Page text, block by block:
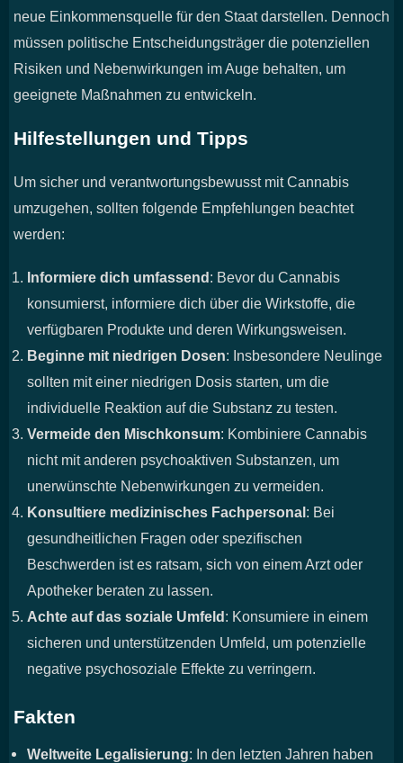
neue Einkommensquelle für den Staat darstellen. Dennoch
müssen politische Entscheidungsträger die potenziellen
Risiken und Nebenwirkungen im Auge behalten, um
geeignete Maßnahmen zu entwickeln.
Hilfestellungen und Tipps
Um sicher und verantwortungsbewusst mit Cannabis
umzugehen, sollten folgende Empfehlungen beachtet
werden:
Informiere dich umfassend: Bevor du Cannabis
konsumierst, informiere dich über die Wirkstoffe, die
verfügbaren Produkte und deren Wirkungsweisen.
Beginne mit niedrigen Dosen: Insbesondere Neulinge
sollten mit einer niedrigen Dosis starten, um die
individuelle Reaktion auf die Substanz zu testen.
Vermeide den Mischkonsum: Kombiniere Cannabis
nicht mit anderen psychoaktiven Substanzen, um
unerwünschte Nebenwirkungen zu vermeiden.
Konsultiere medizinisches Fachpersonal: Bei
gesundheitlichen Fragen oder spezifischen
Beschwerden ist es ratsam, sich von einem Arzt oder
Apotheker beraten zu lassen.
Achte auf das soziale Umfeld: Konsumiere in einem
sicheren und unterstützenden Umfeld, um potenzielle
negative psychosoziale Effekte zu verringern.
Fakten
Weltweite Legalisierung: In den letzten Jahren haben